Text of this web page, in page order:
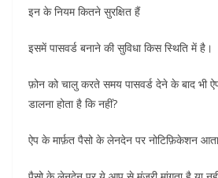
इन के नियम कितने सुरक्षित हैं
इसमें पासवर्ड बनाने की सुविधा किस स्थिति में है।
फ़ोन को चालु करते समय पासवर्ड देने के बाद भी
डालना होता है कि नहीं?
ऐप के मार्फ़त पैसो के लेनदेन पर नोटिफ़िकेशन